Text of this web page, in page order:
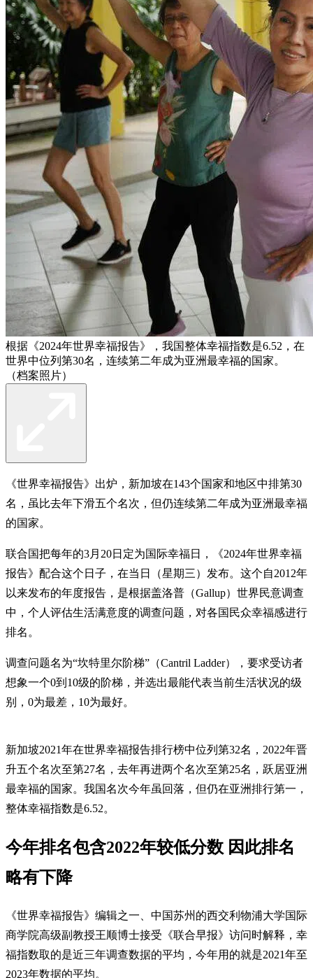
根据《2024年世界幸福报告》，我国整体幸福指数是6.52，在
世界中位列第30名，连续第二年成为亚洲最幸福的国家。
（档案照片）
《世界幸福报告》出炉，新加坡在143个国家和地区中排第30
名，虽比去年下滑五个名次，但仍连续第二年成为亚洲最幸福
的国家。
联合国把每年的3月20日定为国际幸福日，《2024年世界幸福
报告》配合这个日子，在当日（星期三）发布。这个自2012年
以来发布的年度报告，是根据盖洛普（Gallup）世界民意调查
中，个人评估生活满意度的调查问题，对各国民众幸福感进行
排名。
调查问题名为“坎特里尔阶梯”（Cantril Ladder），要求受访者
想象一个0到10级的阶梯，并选出最能代表当前生活状况的级
别，0为最差，10为最好。
新加坡2021年在世界幸福报告排行榜中位列第32名，2022年晋
升五个名次至第27名，去年再进两个名次至第25名，跃居亚洲
最幸福的国家。我国名次今年虽回落，但仍在亚洲排行第一，
整体幸福指数是6.52。
今年排名包含2022年较低分数 因此排名
略有下降
《世界幸福报告》编辑之一、中国苏州的西交利物浦大学国际
商学院高级副教授王顺博士接受《联合早报》访问时解释，幸
福指数取的是近三年调查数据的平均，今年用的就是2021年至
2023年数据的平均。